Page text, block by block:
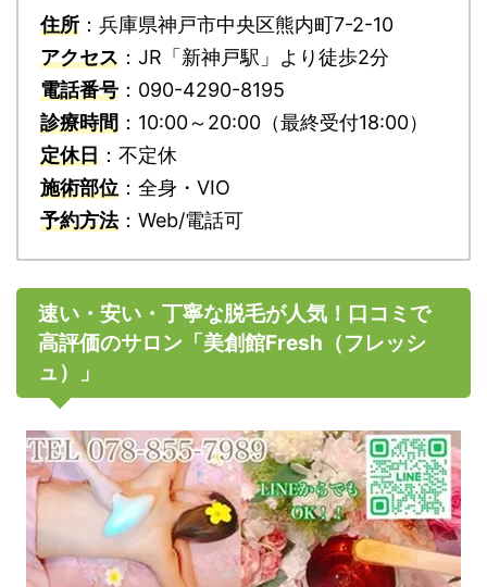
住所 ：兵庫県神戸市中央区熊内町7-2-10
アクセス ：JR「新神戸駅」より徒歩2分
電話番号 ：090-4290-8195
診療時間 ：10:00～20:00（最終受付18:00）
定休日 ：不定休
施術部位 ：全身・VIO
予約方法：Web/電話可
速い・安い・丁寧な脱毛が人気！口コミで
高評価のサロン「美創館Fresh（フレッシ
ュ）」